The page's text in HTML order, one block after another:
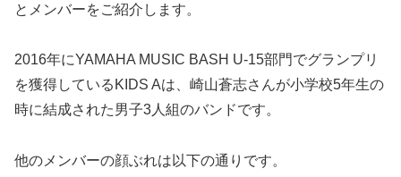
とメンバーをご紹介します。
2016年にYAMAHA MUSIC BASH U-15部門でグランプリ
を獲得しているKIDS Aは、崎山蒼志さんが小学校5年生の
時に結成された男子3人組のバンドです。
他のメンバーの顔ぶれは以下の通りです。